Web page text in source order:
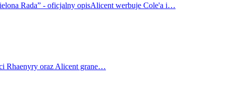
Rada” - oficjalny opisAlicent werbuje Cole'a i…
Rhaenyry oraz Alicent grane…